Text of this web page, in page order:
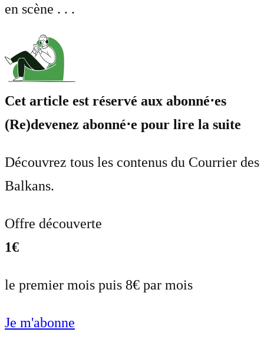
en scène . . .
Cet article est réservé aux abonné⋅es
(Re)devenez abonné⋅e pour lire la suite
Découvrez tous les contenus du Courrier des
Balkans.
Offre découverte
1€
le premier mois puis 8€ par mois
Je m'abonne